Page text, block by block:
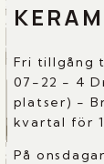
Fri tillgång
07-22 - 4
platser) -
kvartal för
På